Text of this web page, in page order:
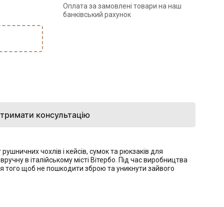
Оплата за замовлені товари на наш
банківський рахунок
консультацію
чохлів і кейсів, сумок та рюкзаків для
в італійському місті Вітербо. Під час виробництва
того щоб не пошкодити зброю та уникнути зайвого